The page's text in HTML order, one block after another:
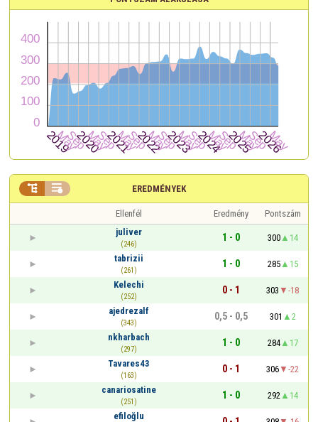
EREDMÉNYEK
 
Ellenfél Eredmény
Pontszám
juliver
(246)
1 - 0 300
14
tabrizii
(261)
1 - 0 285
15
Kelechi
(252)
0 - 1 303
-18
ajedrezalf
(343)
0,5 - 0,5 301
2
nkharbach
(297)
1 - 0 284
17
Tavares43
(163)
0 - 1 306
-22
canariosatine
(251)
1 - 0 292
14
efiloğlu